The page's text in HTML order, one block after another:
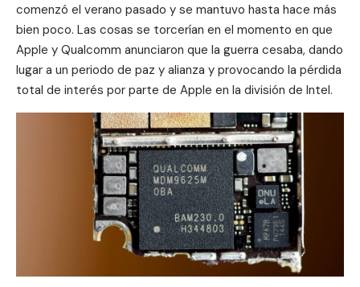
comenzó el verano pasado y se mantuvo hasta hace más
bien poco. Las cosas se torcerían en el momento en que
Apple y Qualcomm anunciaron que la guerra cesaba, dando
lugar a un periodo de paz y alianza y provocando la pérdida
total de interés por parte de Apple en la división de Intel.